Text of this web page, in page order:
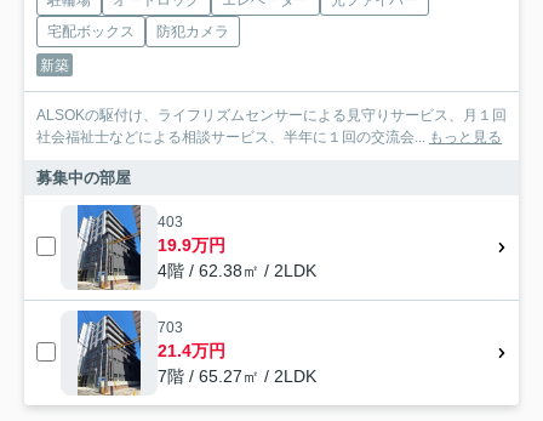
宅配ボックス
防犯カメラ
新築
ALSOKの駆付け、ライフリズムセンサーによる見守りサービス、月１回
社会福祉士などによる相談サービス、半年に１回の交流会... もっと見る
募集中の部屋
403
19.9万円
4階 / 62.38㎡ / 2LDK
703
21.4万円
7階 / 65.27㎡ / 2LDK